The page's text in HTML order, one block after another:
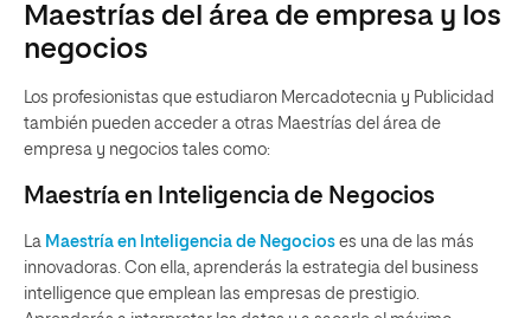
Maestrías del área de empresa y los
negocios
Los profesionistas que estudiaron Mercadotecnia y Publicidad
también pueden acceder a otras Maestrías del área de
empresa y negocios tales como:
Maestría en Inteligencia de Negocios
La Maestría en Inteligencia de Negocios es una de las más
innovadoras. Con ella, aprenderás la estrategia del business
intelligence que emplean las empresas de prestigio.